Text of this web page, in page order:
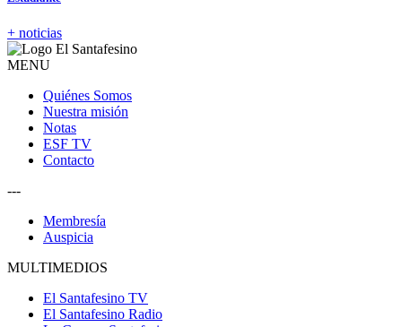
+ noticias
MENU
Quiénes Somos
Nuestra misión
Notas
ESF TV
Contacto
---
Membresía
Auspicia
MULTIMEDIOS
El Santafesino TV
El Santafesino Radio